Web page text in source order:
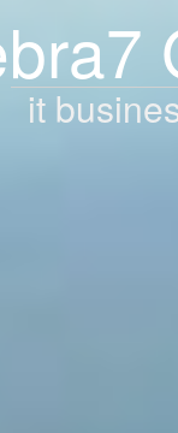
it